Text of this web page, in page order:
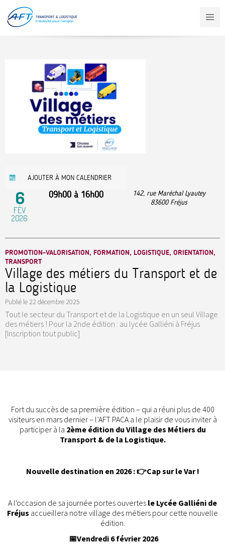
contenu
principal
AJOUTER À MON CALENDRIER
6
FÉV
2026
09h00 à 16h00
142, rue Maréchal Lyautey
83600 Fréjus
PROMOTION-VALORISATION, FORMATION, LOGISTIQUE, ORIENTATION,
TRANSPORT
Village des métiers du Transport et de
la Logistique
Publié le 22 décembre 2025
Tout le secteur du Transport et de la Logistique en un seul Village
des métiers ! Pour la 2nde édition : au lycée Galliéni à Fréjus
[Inscription tout public]
Fort du succès de sa première édition – qui a réuni plus de 400
visiteurs en mars dernier – l’AFT PACA a le plaisir de vous inviter à
participer à la 2ème édition du Village des Métiers du
Transport & de la Logistique.
Nouvelle destination en 2026 :👉Cap sur le Var !
A l'occasion de sa journée portes ouvertes le Lycée Galliéni de
Fréjus accueillera notre village des métiers pour cette nouvelle
édition.
📅Vendredi 6 février 2026